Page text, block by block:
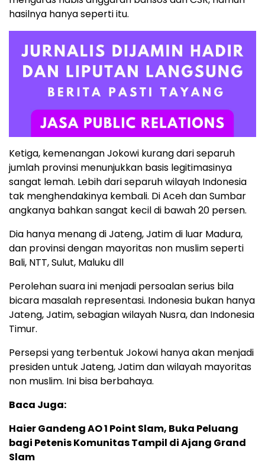
hasilnya hanya seperti itu.
Ketiga, kemenangan Jokowi kurang dari separuh
jumlah provinsi menunjukkan basis legitimasinya
sangat lemah. Lebih dari separuh wilayah Indonesia
tak menghendakinya kembali. Di Aceh dan Sumbar
angkanya bahkan sangat kecil di bawah 20 persen.
Dia hanya menang di Jateng, Jatim di luar Madura,
dan provinsi dengan mayoritas non muslim seperti
Bali, NTT, Sulut, Maluku dll
Perolehan suara ini menjadi persoalan serius bila
bicara masalah representasi. Indonesia bukan hanya
Jateng, Jatim, sebagian wilayah Nusra, dan Indonesia
Timur.
Persepsi yang terbentuk Jokowi hanya akan menjadi
presiden untuk Jateng, Jatim dan wilayah mayoritas
non muslim. Ini bisa berbahaya.
Baca Juga:
Haier Gandeng AO 1 Point Slam, Buka Peluang
bagi Petenis Komunitas Tampil di Ajang Grand
Slam